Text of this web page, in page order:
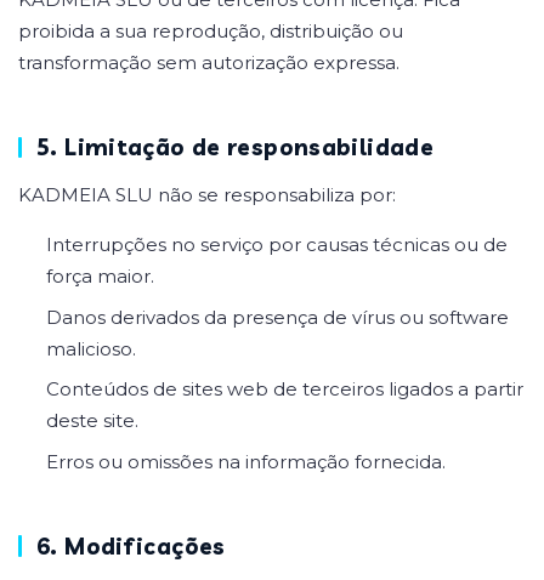
proibida a sua reprodução, distribuição ou
transformação sem autorização expressa.
5. Limitação de responsabilidade
KADMEIA SLU não se responsabiliza por:
Interrupções no serviço por causas técnicas ou de
força maior.
Danos derivados da presença de vírus ou software
malicioso.
Conteúdos de sites web de terceiros ligados a partir
deste site.
Erros ou omissões na informação fornecida.
6. Modificações